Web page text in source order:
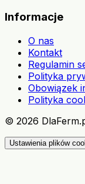
Informacje
O nas
Kontakt
Regulamin
Polityka
Obowiązek
Polityka
© 2026
Ustawienia plików